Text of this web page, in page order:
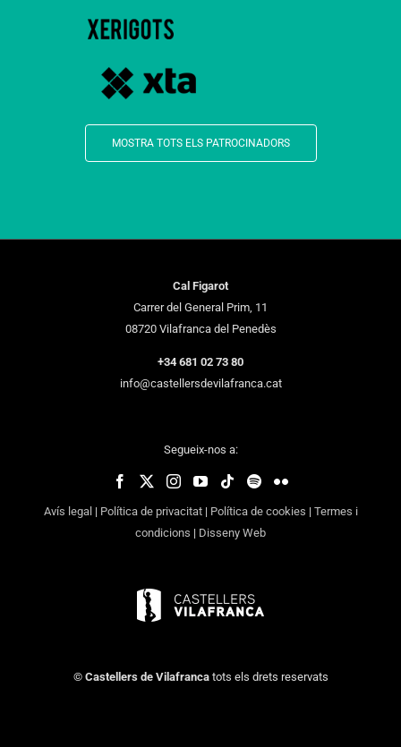
MOSTRA TOTS ELS PATROCINADORS
Cal Figarot
Carrer del General Prim, 11
08720 Vilafranca del Penedès
+34 681 02 73 80
info@castellersdevilafranca.cat
Segueix-nos a:
Avís legal| Política de privacitat| Política de cookies | Termes i
condicions | Disseny Web
© Castellers de Vilafrancatots els drets reservats